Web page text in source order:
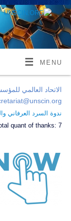
MENU
ندوة السرد العرفاني والهوية
quant of thanks:7